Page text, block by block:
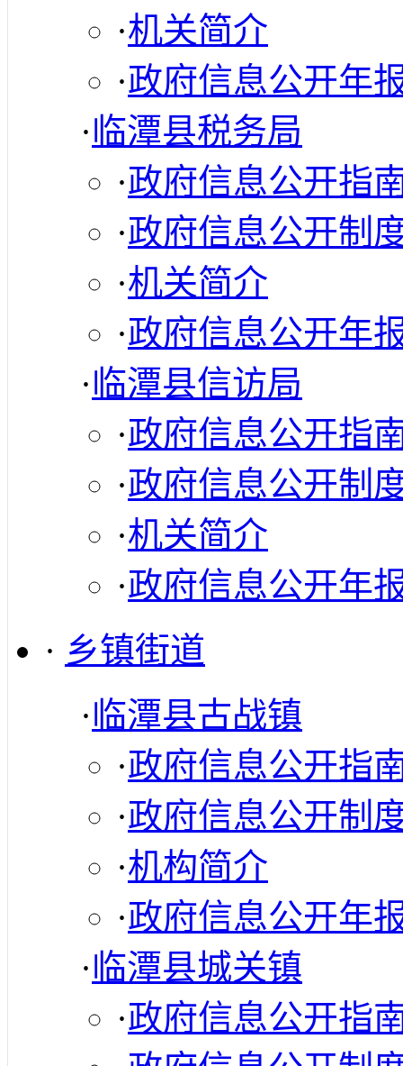
·机关简介
·政府信息公开年
·临潭县税务局
·政府信息公开指
·政府信息公开制
·机关简介
·政府信息公开年
·临潭县信访局
·政府信息公开指
·政府信息公开制
·机关简介
·政府信息公开年
· 乡镇街道
·临潭县古战镇
·政府信息公开指
·政府信息公开制
·机构简介
·政府信息公开年
·临潭县城关镇
·政府信息公开指